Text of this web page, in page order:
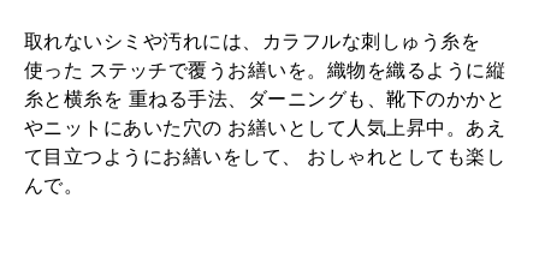
取れないシミや汚れには、カラフルな刺しゅう糸を
使った ステッチで覆うお繕いを。織物を織るように縦
糸と横糸を 重ねる手法、ダーニングも、靴下のかかと
やニットにあいた穴の お繕いとして人気上昇中。あえ
て目立つようにお繕いをして、 おしゃれとしても楽し
んで。